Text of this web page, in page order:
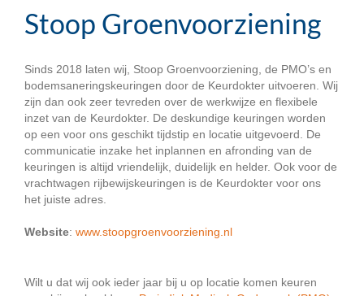
Stoop Groenvoorziening
Sinds 2018 laten wij, Stoop Groenvoorziening, de PMO’s en
bodemsaneringskeuringen door de Keurdokter uitvoeren. Wij
zijn dan ook zeer tevreden over de werkwijze en flexibele
inzet van de Keurdokter. De deskundige keuringen worden
op een voor ons geschikt tijdstip en locatie uitgevoerd. De
communicatie inzake het inplannen en afronding van de
keuringen is altijd vriendelijk, duidelijk en helder. Ook voor de
vrachtwagen rijbewijskeuringen is de Keurdokter voor ons
het juiste adres.
Website: www.stoopgroenvoorziening.nl
Wilt u dat wij ook ieder jaar bij u op locatie komen keuren